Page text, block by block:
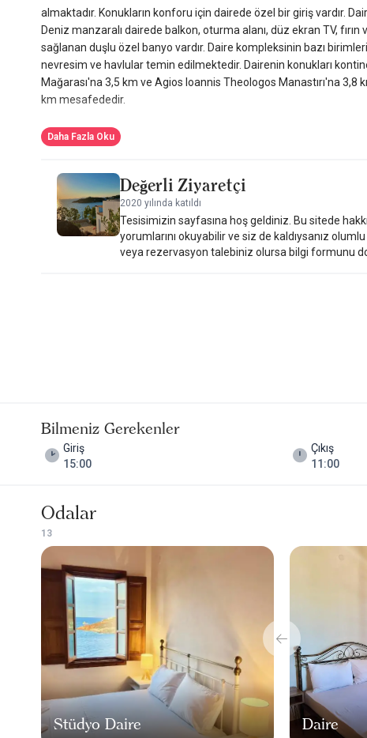
almaktadır. Konukların konforu için dairede özel bir giriş vardır.
Deniz manzaralı dairede balkon, oturma alanı, düz ekran TV,
sağlanan duşlu özel banyo vardır. Daire kompleksinin bazı
nevresim ve havlular temin edilmektedir. Dairenin konukları
Mağarası'na 3,5 km ve Agios Ioannis Theologos Manastırı'na 3,8
km mesafededir.
Daha Fazla Oku
Değerli Ziyaretçi
2020 yılında katıldı
Tesisimizin sayfasına hoş geldiniz. Bu sitede
yorumlarını okuyabilir ve siz de kaldıysanız
veya rezervasyon talebiniz olursa bilgi formunu
Bilmeniz Gerekenler
Giriş
15:00
Çıkış
11:00
Odalar
1 3
Stüdyo Daire Daire